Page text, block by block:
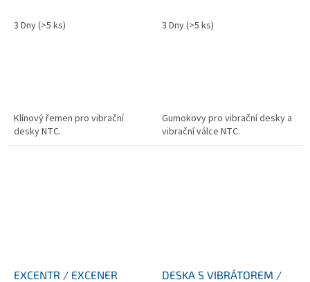
3 Dny(>5 ks)
Klínový řemen pro vibrační
desky NTC.
3 Dny(>5 ks)
Gumokovy pro vibrační desky a
vibrační válce NTC.
EXCENTR / EXCENER
DESKA S VIBRÁTOREM /